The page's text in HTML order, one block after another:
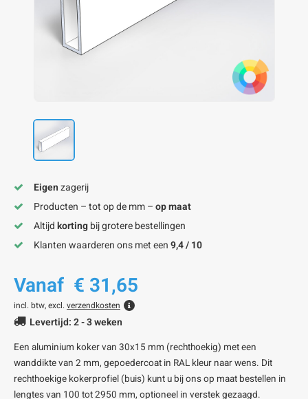
alu kokerprofielen
alu buisprofielen
alu hoeklijnen
alu L-lijnen
alu U-strips
alu platstaf profielen
Eigenzagerij
Producten – tot op de mm –op maat
Altijdkortingbij grotere bestellingen
Klanten waarderen ons met een9,4 / 10
Vanaf € 31,65
incl. btw, excl. verzendkosten
Levertijd: 2 - 3 weken
Een aluminium koker van 30x15 mm (rechthoekig) met een
wanddikte van 2 mm, gepoedercoat in RAL kleur naar wens. Dit
rechthoekige kokerprofiel (buis) kunt u bij ons op maat bestellen in
lengtes van 100 tot 2950 mm, optioneel in verstek gezaagd.